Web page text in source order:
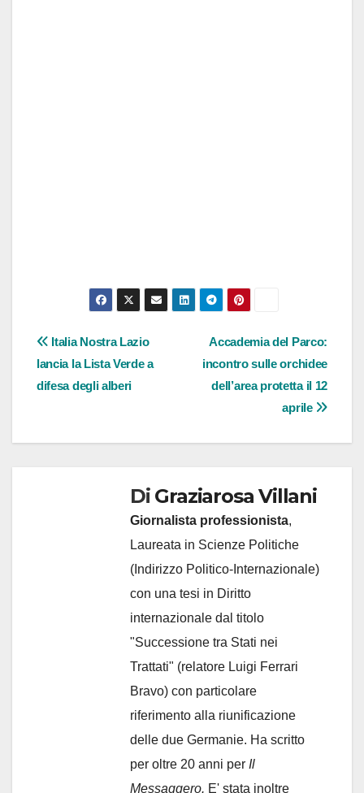
Navigazione
articoli
Accademia del Parco:
incontro sulle orchidee
dell’area protetta il 12
aprile
Italia Nostra Lazio
lancia la Lista Verde a
difesa degli alberi
Di Graziarosa Villani
Giornalista professionista,
Laureata in Scienze Politiche
(Indirizzo Politico-Internazionale)
con una tesi in Diritto
internazionale dal titolo
"Successione tra Stati nei
Trattati" (relatore Luigi Ferrari
Bravo) con particolare
riferimento alla riunificazione
delle due Germanie. Ha scritto
per oltre 20 anni per Il
Messaggero. E' stata inoltre